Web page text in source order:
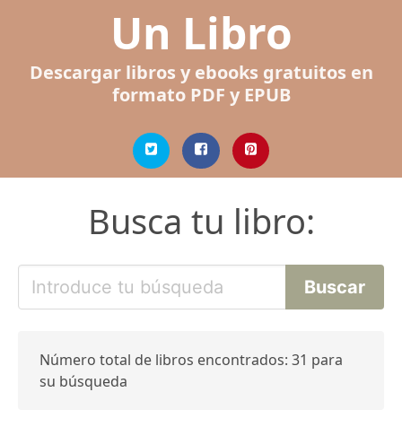
Un Libro
Descargar libros y ebooks gratuitos en
formato PDF y EPUB
Busca tu libro:
Número total de libros encontrados: 31 para
su búsqueda